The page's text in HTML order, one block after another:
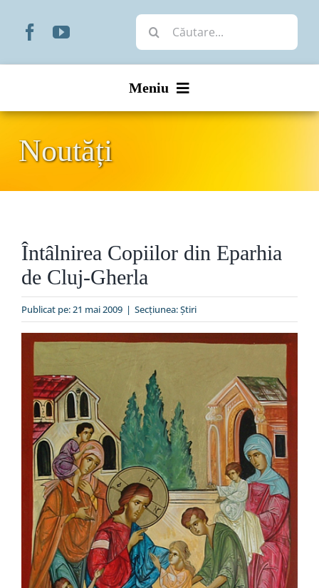
Cautare...
Meniu
Organizare
Liturgic
Special
Noutăți
Întâlnirea Copiilor din Eparhia
de Cluj-Gherla
Publicat pe: 21 mai 2009 | Secțiunea:Ştiri